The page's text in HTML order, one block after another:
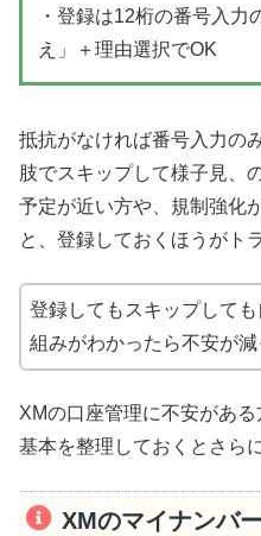
・登録は12桁の番号入力
え」＋理由選択でOK
抵抗がなければ番号入力の
肢でスキップして様子見、
予定が近い方や、規制強化
と、登録しておくほうがト
登録してもスキップして
組みがわかったら不安が減
XMの口座管理に不安があ
基本を整理しておくとさら
XMのマイナンバ